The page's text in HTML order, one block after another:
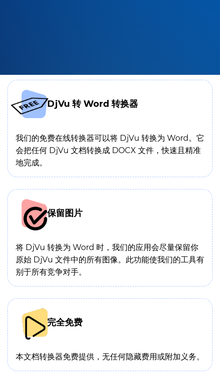
DjVu 转 Word 转换器
我们的免费在线转换器可以将 DjVu 转换为 Word。它
会把任何 DjVu 文档转换成 DOCX 文件，快速且精准
地完成。
保留图片
将 DjVu 转换为 Word 时，我们的应用会尽量保留你
原始 DjVu 文件中的所有图像。此功能使我们的工具有
别于所有竞争对手。
完全免费
本文档转换器免费提供，无任何隐藏费用或附加义务。